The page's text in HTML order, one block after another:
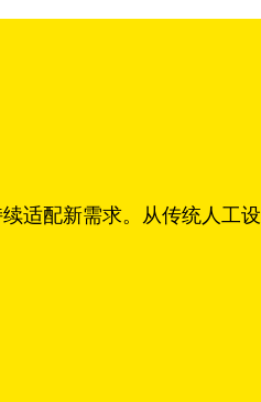
适配新需求。从传统人工设